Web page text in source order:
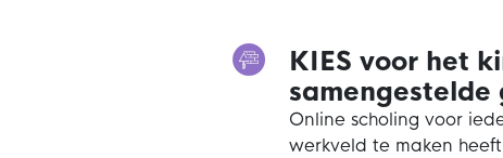
KIES voor het
samengestelde
Online scholing voor
werkveld te maken